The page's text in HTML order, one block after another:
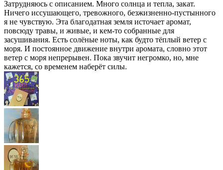
Затрудняюсь с описанием. Много солнца и тепла, закат.
Ничего иссушающего, тревожного, безжизненно-пустынного
я не чувствую. Эта благодатная земля источает аромат,
повсюду травы, и живые, и кем-то собранные для
засушивания. Есть солёные ноты, как будто тёплый ветер с
моря. И постоянное движение внутри аромата, словно этот
ветер с моря непрерывен. Пока звучит негромко, но, мне
кажется, со временем наберёт силы.